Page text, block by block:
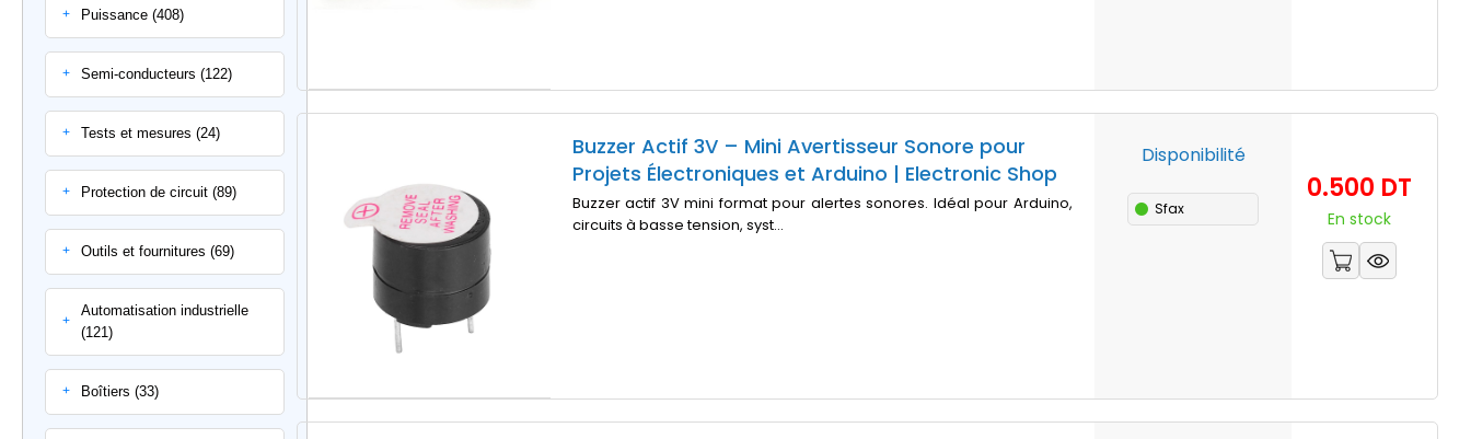
+ Puissance (408)
+ Semi-conducteurs (122)
+ Tests et mesures (24)
+ Protection de circuit (89)
+ Outils et fournitures (69)
+
Automatisation industrielle
(121)
+ Boîtiers (33)
Buzzer Actif 3V – Mini Avertisseur Sonore pour
Projets Électroniques et Arduino | Electronic Shop
Buzzer actif 3V mini format pour alertes sonores. Idéal pour Arduino,
circuits à basse tension, syst...
Disponibilité
Sfax
0.500 DTPrix
En stock